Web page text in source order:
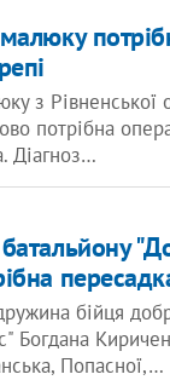
з Рівненської
потрібна
Діагноз…
бійця
Богдана
Попасної,…